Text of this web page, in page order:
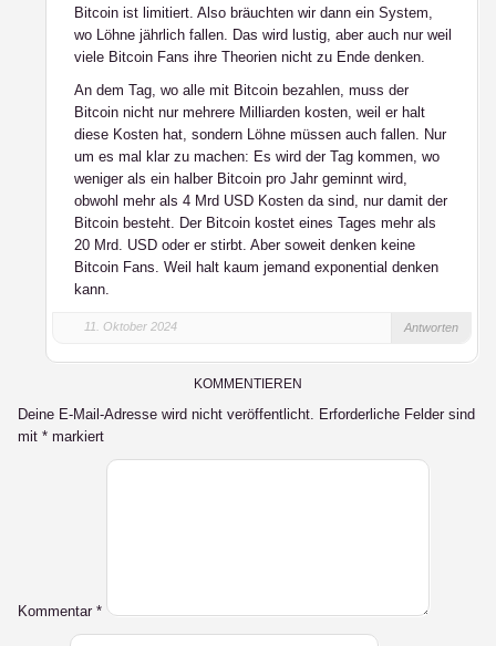
Bitcoin ist limitiert. Also bräuchten wir dann ein System,
wo Löhne jährlich fallen. Das wird lustig, aber auch nur weil
viele Bitcoin Fans ihre Theorien nicht zu Ende denken.
An dem Tag, wo alle mit Bitcoin bezahlen, muss der
Bitcoin nicht nur mehrere Milliarden kosten, weil er halt
diese Kosten hat, sondern Löhne müssen auch fallen. Nur
um es mal klar zu machen: Es wird der Tag kommen, wo
weniger als ein halber Bitcoin pro Jahr geminnt wird,
obwohl mehr als 4 Mrd USD Kosten da sind, nur damit der
Bitcoin besteht. Der Bitcoin kostet eines Tages mehr als
20 Mrd. USD oder er stirbt. Aber soweit denken keine
Bitcoin Fans. Weil halt kaum jemand exponential denken
kann.
11. Oktober 2024 Antworten
KOMMENTIEREN
Deine E-Mail-Adresse wird nicht veröffentlicht. Erforderliche Felder sind
mit * markiert
Kommentar *